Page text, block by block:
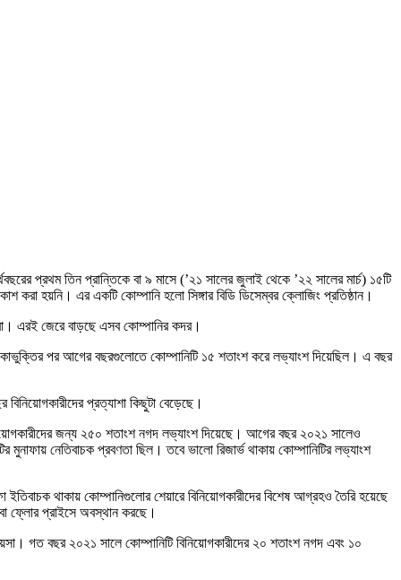
প্রথম তিন প্রান্তিকে বা ৯ মাসে (’২১ সালের জুলাই থেকে ’২২ সালের মার্চ) ১৫টি
হয়নি। এর একটি কোম্পানি হলো সিঙ্গার বিডি ডিসেম্বর ক্লোজিং প্রতিষ্ঠান।
এরই জেরে বাড়ছে এসব কোম্পানির কদর।
পর আগের বছরগুলোতে কোম্পানিটি ১৫ শতাংশ করে লভ্যাংশ দিয়েছিল। এ বছর
প্রত্যাশা কিছুটা বেড়েছে।
জন্য ২৫০ শতাংশ নগদ লভ্যাংশ দিয়েছে। আগের বছর ২০২১ সালেও
নেতিবাচক প্রবণতা ছিল। তবে ভালো রিজার্ভ থাকায় কোম্পানিটির লভ্যাংশ
থাকায় কোম্পানিগুলোর শেয়ারে বিনিয়োগকারীদের বিশেষ আগ্রহও তৈরি হয়েছে
ফ্লোর প্রাইসে অবস্থান করছে।
গত বছর ২০২১ সালে কোম্পানিটি বিনিয়োগকারীদের ২০ শতাংশ নগদ এবং ১০